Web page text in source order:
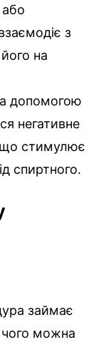
або
з
на
допомогою
негативне
що стимулює
спиртного.
займає
чого можна